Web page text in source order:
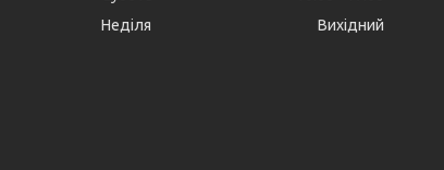
Неділя
Вихідний